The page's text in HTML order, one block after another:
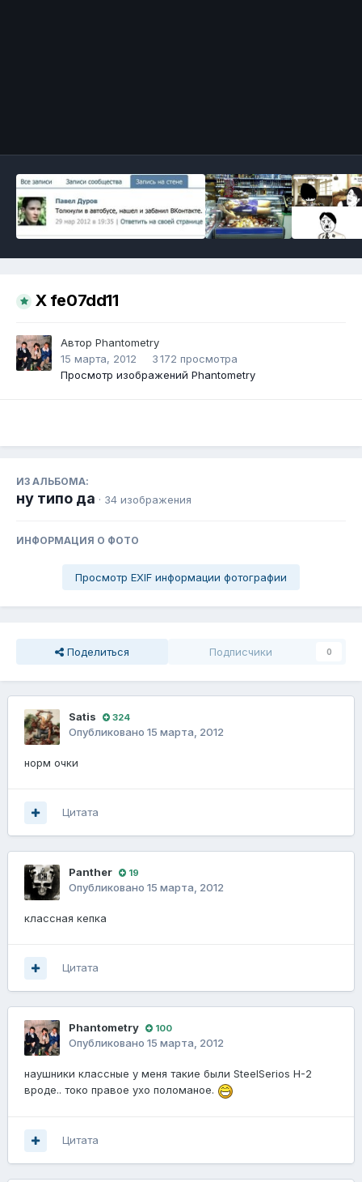
X fe07dd11
Автор Phantometry
15 марта, 2012
3 172 просмотра
Просмотр изображений Phantometry
ИЗ АЛЬБОМА:
ну типо да · 34 изображения
ИНФОРМАЦИЯ О ФОТО
Просмотр EXIF информации фотографии
Поделиться Подписчики 0
Satis 324
Опубликовано 15 марта, 2012
норм очки
Цитата
Panther 19
Опубликовано 15 марта, 2012
классная кепка
Цитата
Phantometry 100
Опубликовано 15 марта, 2012
наушники классные у меня такие были SteelSerios H-2
вроде.. токо правое ухо поломаное.
Цитата